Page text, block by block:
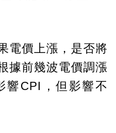
電價上漲，是否將
據前幾波電價調漲
響CPI，但影響不